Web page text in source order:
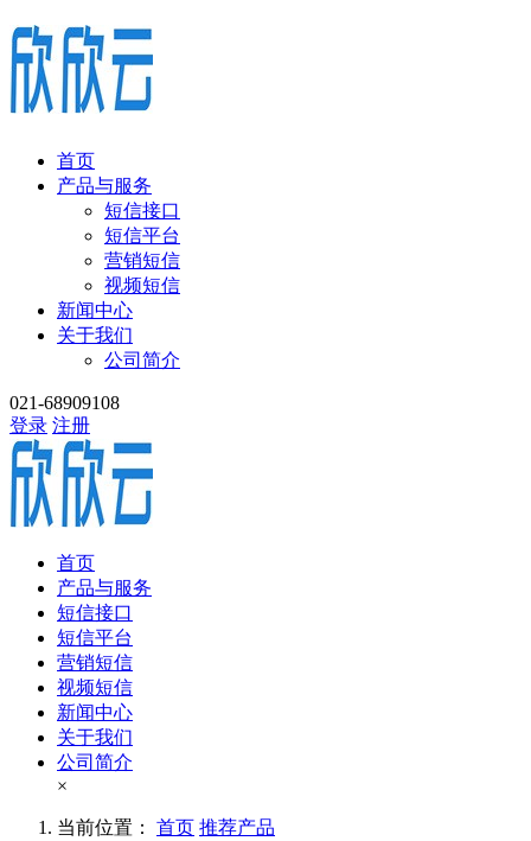
首页
产品与服务
短信接口
短信平台
营销短信
视频短信
新闻中心
关于我们
公司简介
021-68909108
登录 注册
首页
产品与服务
短信接口
短信平台
营销短信
视频短信
新闻中心
关于我们
公司简介
×
当前位置： 首页 推荐产品